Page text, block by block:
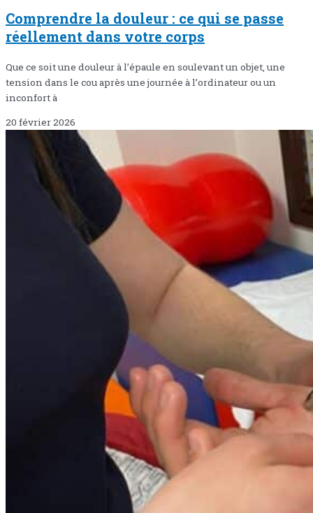
Comprendre la douleur : ce qui se passe
réellement dans votre corps
Que ce soit une douleur à l’épaule en soulevant un objet, une
tension dans le cou après une journée à l’ordinateur ou un
inconfort à
20 février 2026